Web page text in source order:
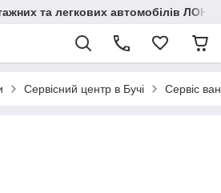
та легкових автомобілів
Сервісний центр в Бучі Сервіс